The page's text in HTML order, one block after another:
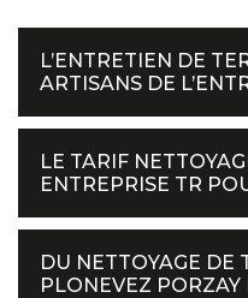
L’ENTRETIEN DE
ARTISANS DE
LE TARIF
ENTREPRISE TR
DU NETTOYAGE DE
PLONEVEZ PORZAY